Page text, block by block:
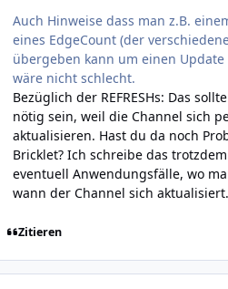
Auch Hinweise dass man z.B.
eines EdgeCount (der
übergeben kann um einen
wäre nicht schlecht.
Bezüglich der REFRESHs: Das
nötig sein, weil die Channel sich
aktualisieren. Hast du da noch
Bricklet? Ich schreibe das
eventuell Anwendungsfälle, wo
wann der Channel sich aktualisiert.
Zitieren